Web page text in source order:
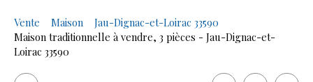
Vente Maison
Jau-Dignac-et-Loirac 33590
Maison traditionnelle à vendre, 3 pièces - Jau-Dignac-et-
Loirac 33590